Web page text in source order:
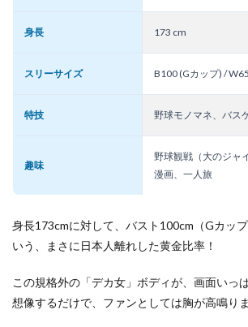
身長 173 cm
スリーサイズ B100 (Gカップ) /
特技 野球モノマネ、バス
趣味
野球観戦（大のジャ
漫画、一人旅
身長173cmに対して、バスト100cm（Gカッ
いう、まさに日本人離れした黄金比率！
この規格外の「デカ女」ボディが、画面いっ
想像するだけで、ファンとしては胸が高鳴りま